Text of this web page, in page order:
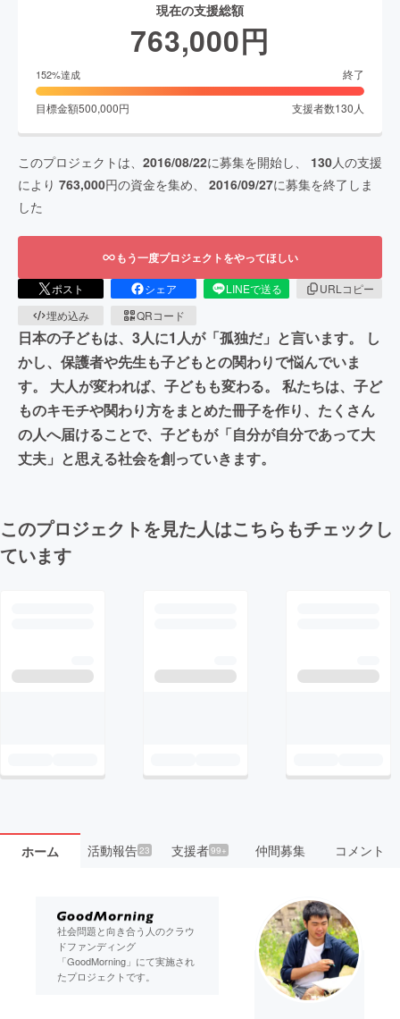
現在の支援総額
763,000円
152%達成 終了
目標金額500,000円 支援者数130 人
このプロジェクトは、 2016/08/22に募集を開始し、 130人の支援
により 763,000円の資金を集め、 2016/09/27に募集を終了しま
した
もう一度プロジェクトをやってほしい
ポスト シェア LINEで送る
URLコピー
埋め込み
QRコード
日本の子どもは、3人に1人が「孤独だ」と言います。 し
かし、保護者や先生も子どもとの関わりで悩んでいま
す。 大人が変われば、子どもも変わる。 私たちは、子ど
ものキモチや関わり方をまとめた冊子を作り、たくさん
の人へ届けることで、子どもが「自分が自分であって大
丈夫」と思える社会を創っていきます。
このプロジェクトを見た人はこちらもチェックし
ています
ホーム 活動報告23 支援者99+ 仲間募集 コメント
社会問題と向き合う人のクラウ
ドファンディング
「GoodMorning」にて実施され
たプロジェクトです。